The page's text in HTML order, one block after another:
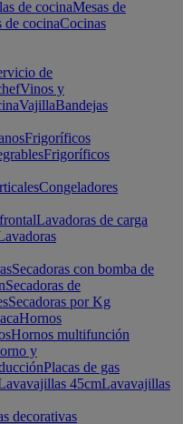
de cocinaMesas de
de cocinaCocinas
de
Vinos y
VajillaBandejas
Frigoríficos
Frigoríficos
Congeladores
Lavadoras de carga
Secadoras con bomba de
Secadoras de
Secadoras por Kg
Hornos
Hornos multifunción
y
Placas de gas
45cmLavavajillas
decorativas